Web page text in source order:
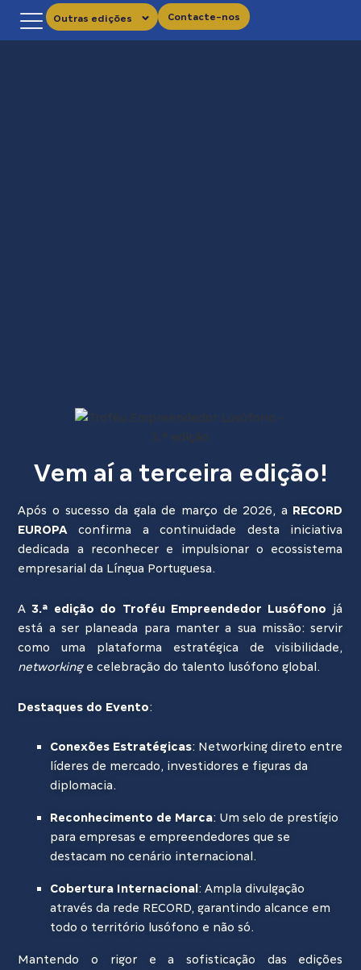
Outras edições Contacte-nos
Vem aí a terceira edição!
Após o sucesso da gala de março de 2026, a RECORD
EUROPAconfirma a continuidade desta iniciativa
dedicada a reconhecer e impulsionar o ecossistema
empresarial da Língua Portuguesa.
A3.ª edição do Troféu Empreendedor Lusófono já
está a ser planeada para manter a sua missão: servir
como uma plataforma estratégica de visibilidade,
networkinge celebração do talento lusófono global.
Destaques do Evento:
Conexões Estratégicas: Networking direto entre
líderes de mercado, investidores e figuras da
diplomacia.
Reconhecimento de Marca: Um selo de prestígio
para empresas e empreendedores que se
destacam no cenário internacional.
Cobertura Internacional: Ampla divulgação
através da rede RECORD, garantindo alcance em
todo o território lusófono e não só.
Mantendo o rigor e a sofisticação das edições